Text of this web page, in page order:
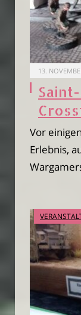
13.
Vor
Erlebnis,